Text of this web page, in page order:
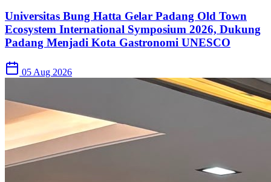
Universitas Bung Hatta Gelar Padang Old Town
Ecosystem International Symposium 2026, Dukung
Padang Menjadi Kota Gastronomi UNESCO
05 Aug 2026